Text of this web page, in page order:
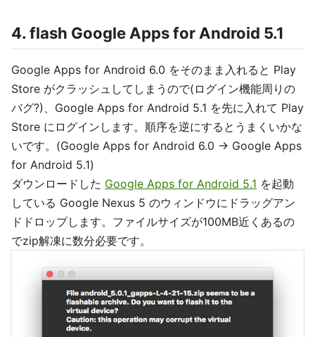
4. flash Google Apps for Android 5.1
Google Apps for Android 6.0 をそのまま入れると Play
Store がクラッシュしてしまうので(ログイン機能周りの
バグ?)、Google Apps for Android 5.1 を先に入れて Play
Store にログインします。順序を逆にするとうまくいかな
いです。(Google Apps for Android 6.0 -> Google Apps
for Android 5.1)
ダウンロードした Google Apps for Android 5.1 を起動
している Google Nexus 5 のウィンドウにドラッグアン
ドドロップします。ファイルサイズが100MB近くあるの
でzip解凍に数分必要です。